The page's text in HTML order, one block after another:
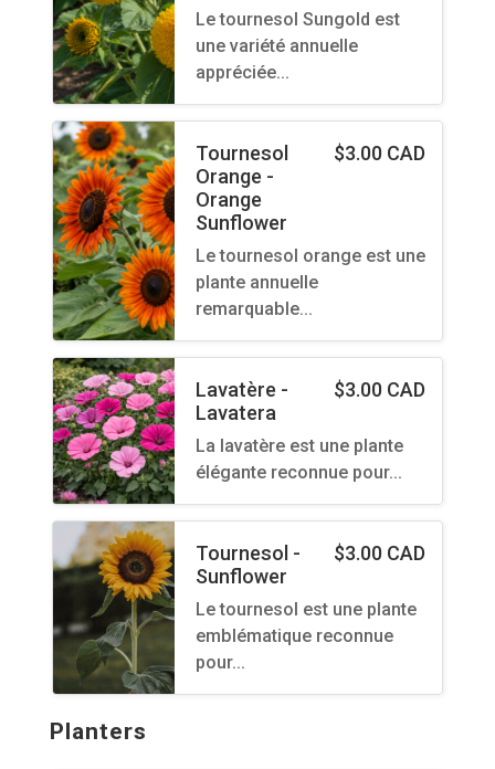
Le tournesol Sungold est
une variété annuelle
appréciée…
Tournesol
Orange -
Orange
Sunflower
$3.00 CAD
Le tournesol orange est une
plante annuelle
remarquable…
Lavatère -
Lavatera
$3.00 CAD
La lavatère est une plante
élégante reconnue pour…
Tournesol -
Sunflower
$3.00 CAD
Le tournesol est une plante
emblématique reconnue
pour…
Planters